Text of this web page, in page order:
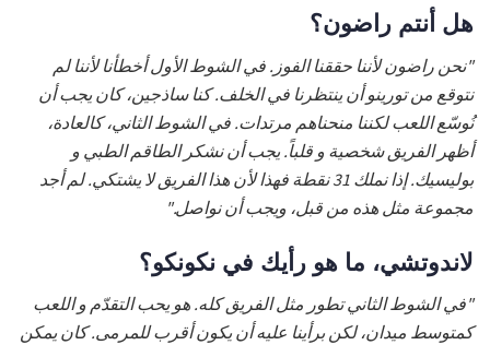
هل أنتم راضون؟
"نحن راضون لأننا حققنا الفوز. في الشوط الأول أخطأنا لأننا لم
نتوقع من تورينو أن ينتظرنا في الخلف. كنا ساذجين، كان يجب أن
نُوسّع اللعب لكننا منحناهم مرتدات. في الشوط الثاني، كالعادة،
أظهر الفريق شخصية و قلباً. يجب أن نشكر الطاقم الطبي و
بوليسيك. إذا نملك 31 نقطة فهذا لأن هذا الفريق لا يشتكي. لم أجد
مجموعة مثل هذه من قبل، ويجب أن نواصل."
لاندوتشي، ما هو رأيك في نكونكو؟
"في الشوط الثاني تطور مثل الفريق كله. هو يحب التقدّم و اللعب
كمتوسط ميدان، لكن برأينا عليه أن يكون أقرب للمرمى. كان يمكن